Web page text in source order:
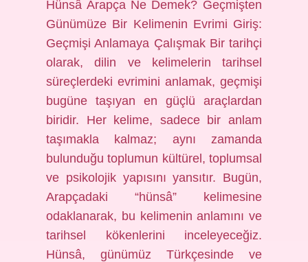
Hünsâ Arapça Ne Demek? Geçmişten
Günümüze Bir Kelimenin Evrimi Giriş:
Geçmişi Anlamaya Çalışmak Bir tarihçi
olarak, dilin ve kelimelerin tarihsel
süreçlerdeki evrimini anlamak, geçmişi
bugüne taşıyan en güçlü araçlardan
biridir. Her kelime, sadece bir anlam
taşımakla kalmaz; aynı zamanda
bulunduğu toplumun kültürel, toplumsal
ve psikolojik yapısını yansıtır. Bugün,
Arapçadaki “hünsâ” kelimesine
odaklanarak, bu kelimenin anlamını ve
tarihsel kökenlerini inceleyeceğiz.
Hünsâ, günümüz Türkçesinde ve